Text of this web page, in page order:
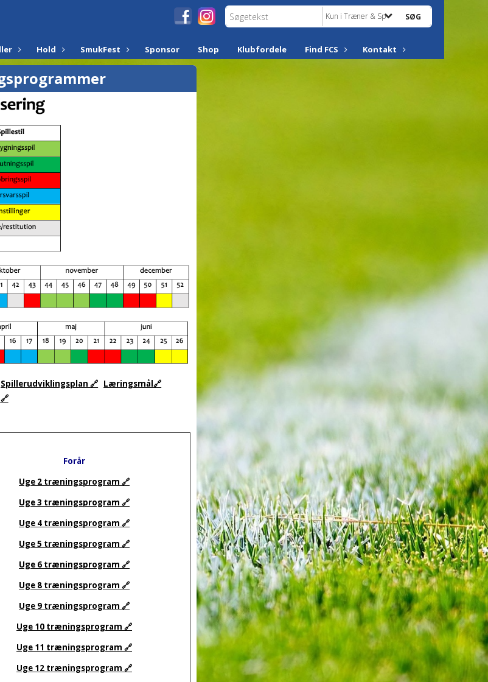
Kun i Træner & Spiller
Hold SmukFest Sponsor Shop Klubfordele Find FCS Kontakt
Spillerudviklingsplan 🔗 Læringsmål🔗
🔗
Forår
Uge 2 træningsprogram 🔗
Uge 3 træningsprogram 🔗
Uge 4 træningsprogram 🔗
Uge 5 træningsprogram 🔗
Uge 6 træningsprogram 🔗
Uge 8 træningsprogram 🔗
Uge 9 træningsprogram 🔗
Uge 10 træningsprogram 🔗
Uge 11 træningsprogram 🔗
Uge 12 træningsprogram 🔗